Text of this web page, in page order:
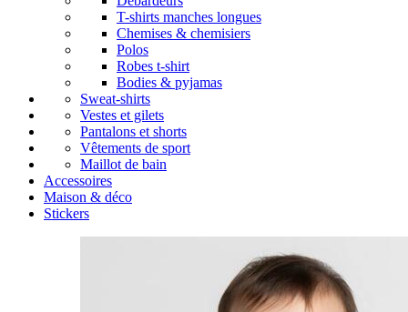
T-shirts manches longues
Chemises & chemisiers
Polos
Robes t-shirt
Bodies & pyjamas
Sweat-shirts
Vestes et gilets
Pantalons et shorts
Vêtements de sport
Maillot de bain
Accessoires
Maison & déco
Stickers